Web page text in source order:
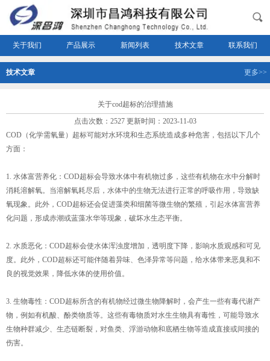
关于我们 产品展示 新闻列表 技术文章 联系我们
技术文章 更多>>
关于cod超标的治理措施
点击次数：2527 更新时间：2023-11-03
COD（化学需氧量）超标可能对水环境和生态系统造成多种危害，包括以下几个
方面：
1. 水体富营养化：COD超标会导致水体中有机物过多，这些有机物在水中分解时
消耗溶解氧。当溶解氧耗尽后，水体中的生物无法进行正常的呼吸作用，导致缺
氧现象。此外，COD超标还会促进藻类和细菌等微生物的繁殖，引起水体富营养
化问题，形成赤潮或蓝藻水华等现象，破坏水生态平衡。
2. 水质恶化：COD超标会使水体浑浊度增加，透明度下降，影响水质观感和可见
度。此外，COD超标还可能伴随着异味、色泽异常等问题，给水体带来恶臭和不
良的视觉效果，降低水体的使用价值。
3. 生物毒性：COD超标所含的有机物经过微生物降解时，会产生一些有毒代谢产
物，例如有机酸、酚类物质等。这些有毒物质对水生生物具有毒性，可能导致水
生物种群减少、生态链断裂，对鱼类、浮游动物和底栖生物等造成直接或间接的
伤害。